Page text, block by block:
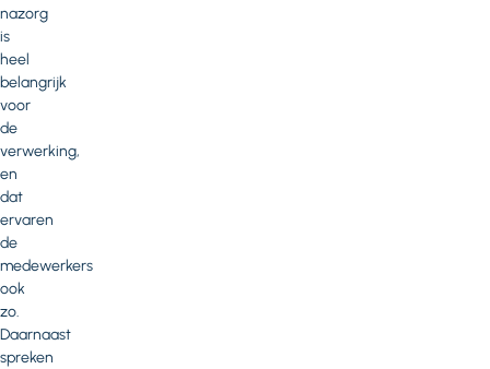
nazorg
is
heel
belangrijk
voor
de
verwerking,
en
dat
ervaren
de
medewerkers
ook
zo.
Daarnaast
spreken